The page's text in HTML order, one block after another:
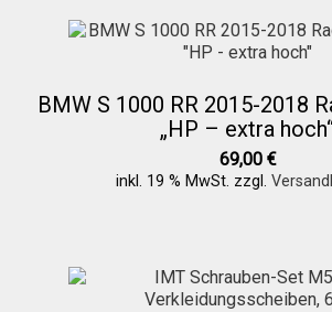
BMW S 1000 RR 2015-2018
„HP – extra
69,00 €
inkl. 19 % MwSt. zzgl.